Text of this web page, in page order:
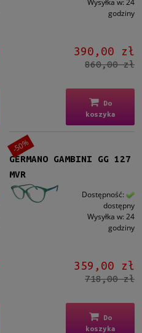
Wysyłka w: 24
godziny
390,00 zł
860,00 zł
Do
koszyka
GERMANO GAMBINI GG 127
MVR
Dostępność:
dostępny
Wysyłka w: 24
godziny
359,00 zł
718,00 zł
Do
koszyka
-50%